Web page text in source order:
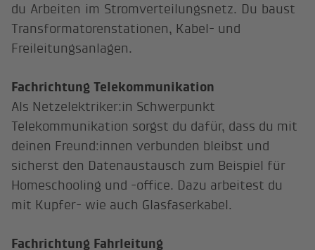
du Arbeiten im Stromverteilungsnetz. Du baust
Transformatorenstationen, Kabel- und
Freileitungsanlagen.
Fachrichtung Telekommunikation
Als Netzelektriker:in Schwerpunkt
Telekommunikation sorgst du dafür, dass du mit
deinen Freund:innen verbunden bleibst und
sicherst den Datenaustausch zum Beispiel für
Homeschooling und -office. Dazu arbeitest du
mit Kupfer- wie auch Glasfaserkabel.
Fachrichtung Fahrleitung